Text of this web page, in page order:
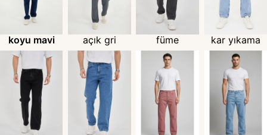
koyu mavi açık gri füme kar yıkama